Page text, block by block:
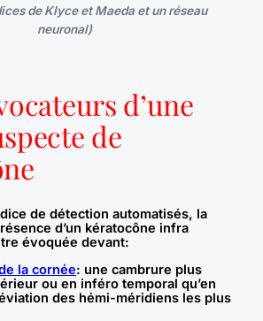
de Klyce et Maeda et un réseau
neuronal)
d’une
de
de détection automatisés, la
d’un kératocône infra
évoquée devant:
la cornée: une cambrure plus
ou en inféro temporal qu’en
des hémi-méridiens les plus